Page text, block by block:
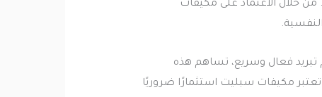
من خلال الاعتماد على مكيفات
تبريد فعال وسريع، تساهم هذه
مكيفات سبليت استثمارًا ضروريًا